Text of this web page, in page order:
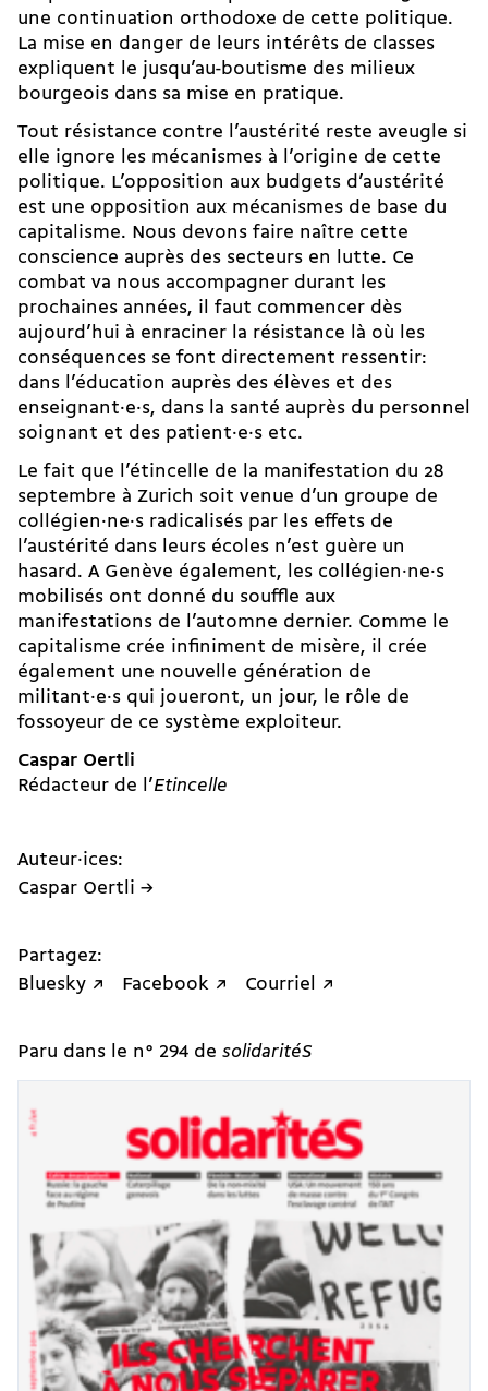
une continuation orthodoxe de cette politique.
La mise en danger de leurs intérêts de classes
expliquent le jusqu’au-boutisme des milieux
bourgeois dans sa mise en pratique.
Tout résistance contre l’austérité reste aveugle si
elle ignore les mécanismes à l’origine de cette
politique. L’opposition aux budgets d’austérité
est une opposition aux mécanismes de base du
capitalisme. Nous devons faire naître cette
conscience auprès des secteurs en lutte. Ce
combat va nous accompagner durant les
prochaines années, il faut commencer dès
aujourd’hui à enraciner la résistance là où les
conséquences se font directement ressentir:
dans l’éducation auprès des élèves et des
enseignant·e·s, dans la santé auprès du personnel
soignant et des patient·e·s etc.
Le fait que l’étincelle de la manifestation du 28
septembre à Zurich soit venue d’un groupe de
collégien·ne·s radicalisés par les effets de
l’austérité dans leurs écoles n’est guère un
hasard. A Genève également, les collégien·ne·s
mobilisés ont donné du souffle aux
manifestations de l’automne dernier. Comme le
capitalisme crée infiniment de misère, il crée
également une nouvelle génération de
militant·e·s qui joueront, un jour, le rôle de
fossoyeur de ce système exploiteur.
Caspar Oertli
Rédacteur de l’Etincelle
Auteur·ices:
Caspar Oertli →
Partagez:
Bluesky ↗
Facebook ↗ Courriel ↗
Paru dans le n° 294 de solidaritéS